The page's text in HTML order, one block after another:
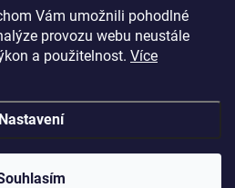
Vám umožnili pohodlné
provozu webu neustále
a použitelnost. Více
Nastavení
podmínkami ochrany osobních údajů
lékárna . Všechna práva vyhrazena.